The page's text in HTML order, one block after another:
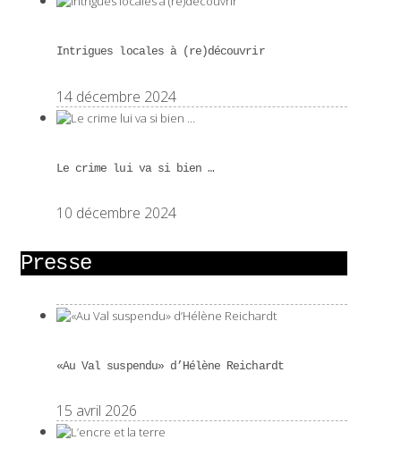
Intrigues locales à (re)découvrir
14 décembre 2024
Le crime lui va si bien …
10 décembre 2024
Presse
«Au Val suspendu» d’Hélène Reichardt
15 avril 2026